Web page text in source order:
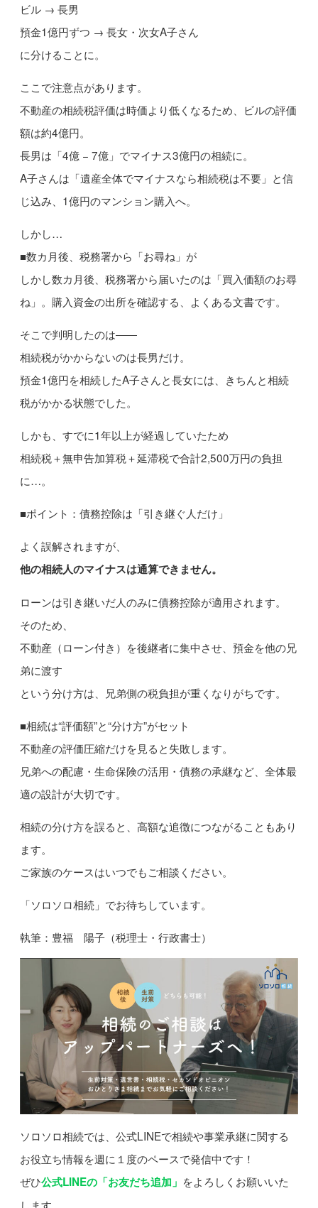
ビル → 長男
預金1億円ずつ → 長女・次女A子さん
に分けることに。
ここで注意点があります。
不動産の相続税評価は時価より低くなるため、ビルの評価
額は約4億円。
長男は「4億 − 7億」でマイナス3億円の相続に。
A子さんは「遺産全体でマイナスなら相続税は不要」と信
じ込み、1億円のマンション購入へ。
しかし…
■数カ月後、税務署から「お尋ね」が
しかし数カ月後、税務署から届いたのは「買入価額のお尋
ね」。購入資金の出所を確認する、よくある文書です。
そこで判明したのは――
相続税がかからないのは長男だけ。
預金1億円を相続したA子さんと長女には、きちんと相続
税がかかる状態でした。
しかも、すでに1年以上が経過していたため
相続税＋無申告加算税＋延滞税で合計2,500万円の負担
に…。
■ポイント：債務控除は「引き継ぐ人だけ」
よく誤解されますが、
他の相続人のマイナスは通算できません。
ローンは引き継いだ人のみに債務控除が適用されます。
そのため、
不動産（ローン付き）を後継者に集中させ、預金を他の兄
弟に渡す
という分け方は、兄弟側の税負担が重くなりがちです。
■相続は“評価額”と“分け方”がセット
不動産の評価圧縮だけを見ると失敗します。
兄弟への配慮・生命保険の活用・債務の承継など、全体最
適の設計が大切です。
相続の分け方を誤ると、高額な追徴につながることもあり
ます。
ご家族のケースはいつでもご相談ください。
「ソロソロ相続」でお待ちしています。
執筆：豊福 陽子（税理士・行政書士）
ソロソロ相続では、公式LINEで相続や事業承継に関する
お役立ち情報を週に１度のペースで発信中です！
ぜひ公式LINEの「お友だち追加」 をよろしくお願いいた
します。